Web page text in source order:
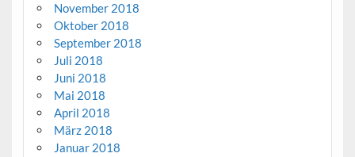
November 2018
Oktober 2018
September 2018
Juli 2018
Juni 2018
Mai 2018
April 2018
März 2018
Januar 2018